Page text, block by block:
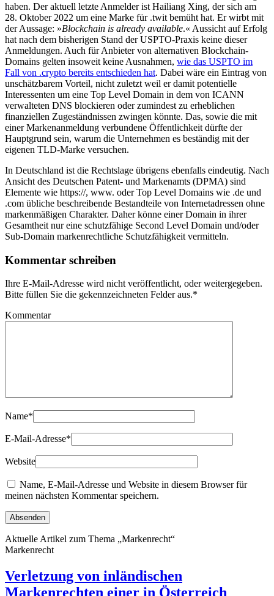
haben. Der aktuell letzte Anmelder ist Hailiang Xing, der sich am
28. Oktober 2022 um eine Marke für .twit bemüht hat. Er wirbt mit
der Aussage: »Blockchain is already available.« Aussicht auf Erfolg
hat nach dem bisherigen Stand der USPTO-Praxis keine dieser
Anmeldungen. Auch für Anbieter von alternativen Blockchain-
Domains gelten insoweit keine Ausnahmen, wie das USPTO im
Fall von .crypto bereits entschieden hat. Dabei wäre ein Eintrag von
unschätzbarem Vorteil, nicht zuletzt weil er damit potentielle
Interessenten um eine Top Level Domain in dem von ICANN
verwalteten DNS blockieren oder zumindest zu erheblichen
finanziellen Zugeständnissen zwingen könnte. Das, sowie die mit
einer Markenanmeldung verbundene Öffentlichkeit dürfte der
Hauptgrund sein, warum die Unternehmen es beständig mit der
eigenen TLD-Marke versuchen.
In Deutschland ist die Rechtslage übrigens ebenfalls eindeutig. Nach
Ansicht des Deutschen Patent- und Markenamts (DPMA) sind
Elemente wie https://, www. oder Top Level Domains wie .de und
.com übliche beschreibende Bestandteile von Internetadressen ohne
markenmäßigen Charakter. Daher könne einer Domain in ihrer
Gesamtheit nur eine schutzfähige Second Level Domain und/oder
Sub-Domain markenrechtliche Schutzfähigkeit vermitteln.
Kommentar schreiben
Ihre E-Mail-Adresse wird nicht veröffentlicht, oder weitergegeben.
Bitte füllen Sie die gekennzeichneten Felder aus.*
Kommentar
Name*
E-Mail-Adresse*
Website
Name, E-Mail-Adresse und Website in diesem Browser für
meinen nächsten Kommentar speichern.
Aktuelle Artikel zum Thema „Markenrecht“
Markenrecht
Verletzung von inländischen
Markenrechten einer in Österreich